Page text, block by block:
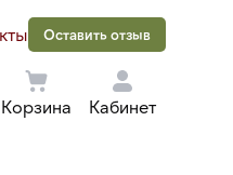
Оставить отзыв
Корзина Кабинет